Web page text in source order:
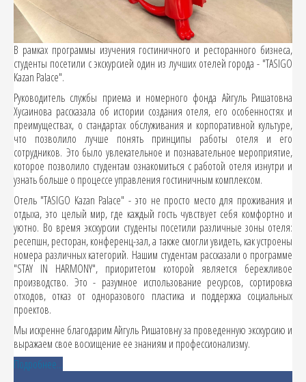
В рамках программы изучения гостиничного и ресторанного бизнеса,
студенты посетили с экскурсией один из лучших отелей города - "TASIGO
Kazan Palace".
Руководитель службы приема и номерного фонда Айгуль Ришатовна
Хусаинова рассказала об истории создания отеля, его особенностях и
преимуществах, о стандартах обслуживания и корпоративной культуре,
что позволило лучше понять принципы работы отеля и его
сотрудников. Это было увлекательное и познавательное мероприятие,
которое позволило студентам ознакомиться с работой отеля изнутри и
узнать больше о процессе управления гостиничным комплексом.
Отель "TASIGO Kazan Palace" - это не просто место для проживания и
отдыха, это целый мир, где каждый гость чувствует себя комфортно и
уютно. Во время экскурсии студенты посетили различные зоны отеля:
ресепшн, ресторан, конференц-зал, а также смогли увидеть, как устроены
номера различных категорий. Нашим студентам рассказали о программе
"STAY IN HARMONY", приоритетом которой является бережливое
производство. Это - разумное использование ресурсов, сортировка
отходов, отказ от одноразового пластика и поддержка социальных
проектов.
Мы искренне благодарим Айгуль Ришатовну за проведенную экскурсию и
выражаем свое восхищение ее знаниям и профессионализму.
Подробнее...